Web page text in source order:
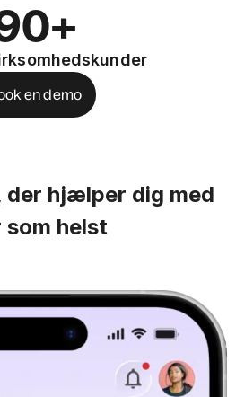
en demo
der hjælper dig med
helst